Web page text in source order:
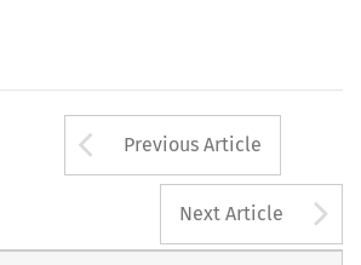
Arrow button
Previous Article
Next Article